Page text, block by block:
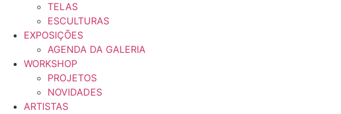
TELAS
ESCULTURAS
EXPOSIÇÕES
AGENDA DA GALERIA
WORKSHOP
PROJETOS
NOVIDADES
ARTISTAS